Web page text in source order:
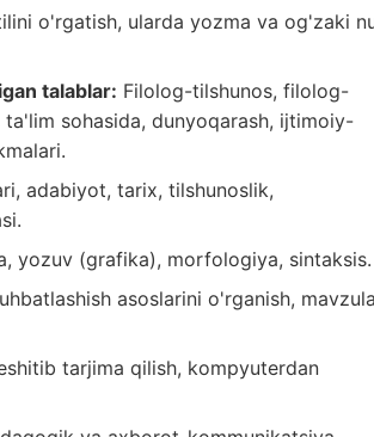
o'rgatish, ularda yozma va og'zaki
talablar: Filolog-tilshunos, filolog-
sohasida, dunyoqarash, ijtimoiy-
adabiyot, tarix, tilshunoslik,
yozuv (grafika), morfologiya, sintaksis.
asoslarini o'rganish,
tarjima qilish, kompyuterdan